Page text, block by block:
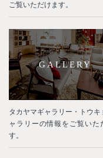
ご覧いただけます。
GALLERY
タカヤマギャラリー・トウキ
ャラリーの情報をご覧いた
す。